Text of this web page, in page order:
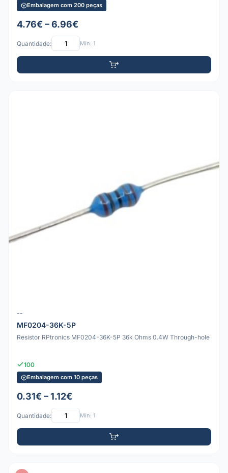
Embalagem com 200 peças
4.76€ – 6.96€
Quantidade: Mín: 1
--
MF0204-36K-5P
Resistor RPtronics MF0204-36K-5P 36k Ohms 0.4W Through-hole
100
Embalagem com 10 peças
0.31€ – 1.12€
Quantidade: Mín: 1